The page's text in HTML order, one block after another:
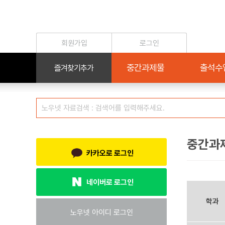
카카오로 로그인
네이버로 로그인
중간과
학과